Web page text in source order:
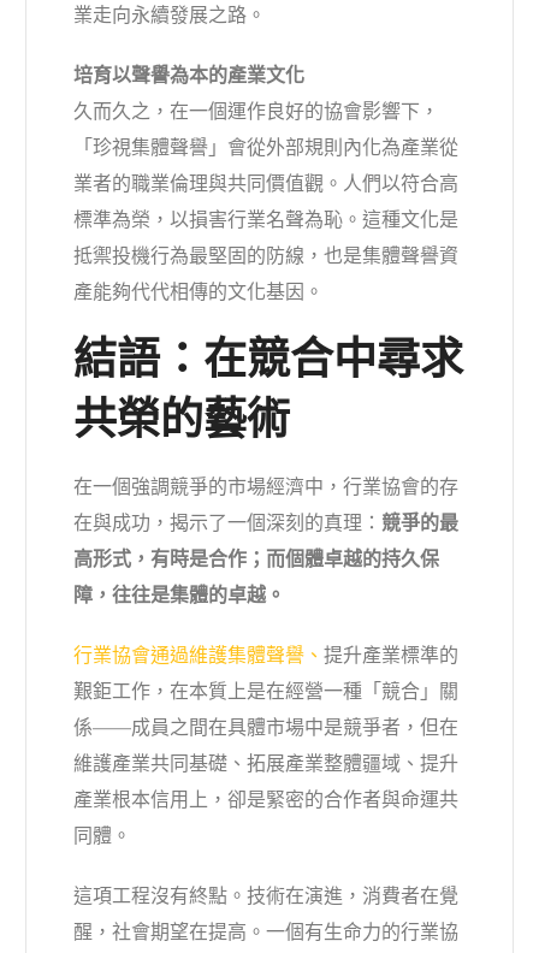
業走向永續發展之路。
培育以聲譽為本的產業文化
久而久之，在一個運作良好的協會影響下，
「珍視集體聲譽」會從外部規則內化為產業從
業者的職業倫理與共同價值觀。人們以符合高
標準為榮，以損害行業名聲為恥。這種文化是
抵禦投機行為最堅固的防線，也是集體聲譽資
產能夠代代相傳的文化基因。
結語：在競合中尋求
共榮的藝術
在一個強調競爭的市場經濟中，行業協會的存
在與成功，揭示了一個深刻的真理： 競爭的最
高形式，有時是合作；而個體卓越的持久保
障，往往是集體的卓越。
行業協會通過維護集體聲譽、 提升產業標準的
艱鉅工作，在本質上是在經營一種「競合」關
係——成員之間在具體市場中是競爭者，但在
維護產業共同基礎、拓展產業整體疆域、提升
產業根本信用上，卻是緊密的合作者與命運共
同體。
這項工程沒有終點。技術在演進，消費者在覺
醒，社會期望在提高。一個有生命力的行業協